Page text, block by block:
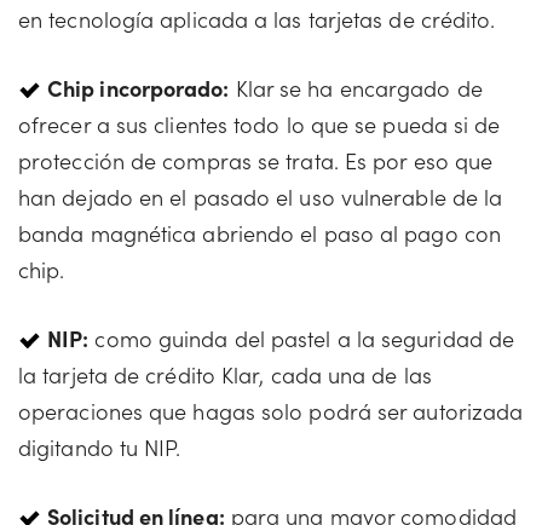
en tecnología aplicada a las tarjetas de crédito.
Chip incorporado: Klar se ha encargado de
ofrecer a sus clientes todo lo que se pueda si de
protección de compras se trata. Es por eso que
han dejado en el pasado el uso vulnerable de la
banda magnética abriendo el paso al pago con
chip.
NIP: como guinda del pastel a la seguridad de
la tarjeta de crédito Klar, cada una de las
operaciones que hagas solo podrá ser autorizada
digitando tu NIP.
Solicitud en línea: para una mayor comodidad